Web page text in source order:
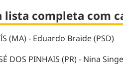
lista completa com
(MA) - Eduardo Braide (PSD)
DOS PINHAIS (PR) - Nina